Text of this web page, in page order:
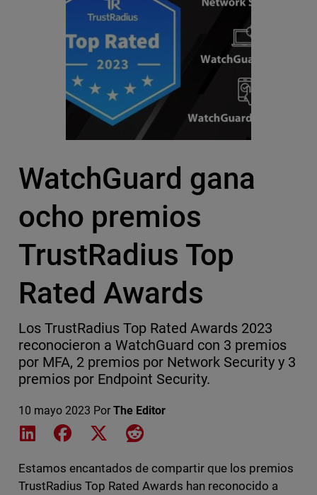
WatchGuard gana
ocho premios
TrustRadius Top
Rated Awards
Los TrustRadius Top Rated Awards 2023
reconocieron a WatchGuard con 3 premios
por MFA, 2 premios por Network Security y 3
premios por Endpoint Security.
10 mayo 2023 Por The Editor
Share on LinkedIn
Share on Facebook
Share on XShare on Reddit
Estamos encantados de compartir que los premios
TrustRadius Top Rated Awards han reconocido a